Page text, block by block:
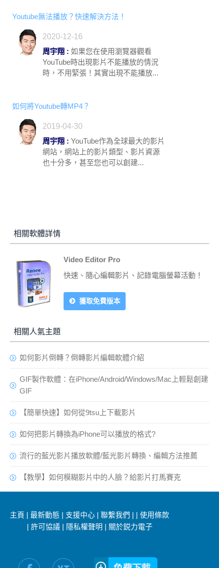
Youtube無法播放？快速解決方法！
2020-12-16
周宇翔 : 如果您在使用瀏覽器觀看
YouTube時出現影片不能播放的情況
時，不用緊張！其實出現不能播放...
如何將Youtube轉MP4？
2019-04-30
周宇翔 : YouTube作為全球最大的影片
網站，網站上的影片類型、影片資源
也十分多，甚至您也可以創建...
相關軟體詳情
Video Editor Pro
快速、隨心編輯影片、記錄電腦螢幕活動！
獲取免費版本
相關人氣主題
如何影片倒轉？倒轉影片編輯軟體介紹
GIF製作軟體：在iPhone/Android/Windows/Mac上輕鬆創建
GIF
【簡單快速】如何從9tsu上下載影片
如何把影片轉換為iPhone可以播放的格式?
流行的藍光影片播放軟體/藍光影片轉換、編輯方法推薦
【教學】如何模糊影片中的人臉？給影片打馬賽克
主頁 |最新動態 | 支援中心 |聯繫我們 | |使用條款
| 許可協議| 隱私權聲明 | 關於鋭力電子
社交媒體信息：